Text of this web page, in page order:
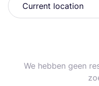
We hebben geen